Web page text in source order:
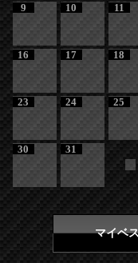
9 10 11
16 17 18
23 24 25
30 31
マイベ